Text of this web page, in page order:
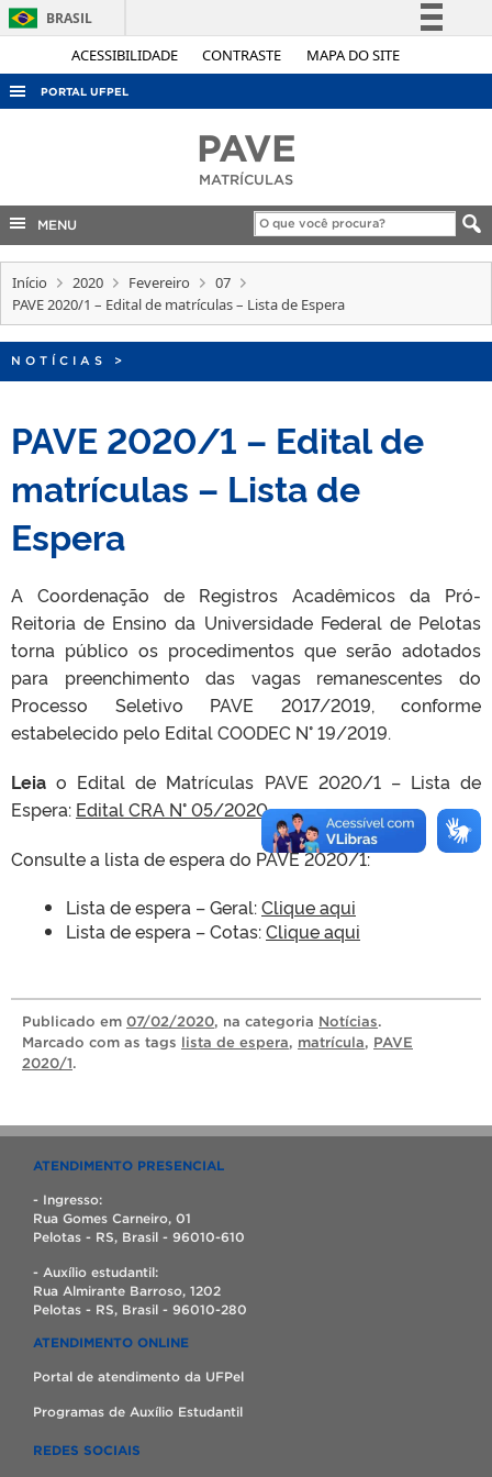
ACESSIBILIDADE CONTRASTE MAPA DO SITE
BRASIL
Simplifique!
Acesso à informação
Canais
PORTAL UFPEL
COBALTO
EDITAIS
OUVIDORIA
TELEFONES
PAVE
MATRÍCULAS
MENU
Início 2020 Fevereiro
07
PAVE 2020/1 – Edital de matrículas – Lista de Espera
NOTÍCIAS >
PAVE 2020/1 – Edital de
matrículas – Lista de
Espera
A Coordenação de Registros Acadêmicos da Pró-
Reitoria de Ensino da Universidade Federal de Pelotas
torna público os procedimentos que serão adotados
para preenchimento das vagas remanescentes do
Processo Seletivo PAVE 2017/2019, conforme
estabelecido pelo Edital COODEC N° 19/2019.
Leia o Edital de Matrículas PAVE 2020/1 – Lista de
Espera: Edital CRA N° 05/2020
Consulte a lista de espera do PAVE 2020/1:
Lista de espera – Geral:Clique aqui
Lista de espera – Cotas:Clique aqui
Publicado em 07/02/2020, na categoria Notícias.
Marcado com as tags lista de espera, matrícula, PAVE
2020/1.
ATENDIMENTO PRESENCIAL
- Ingresso:
Rua Gomes Carneiro, 01
Pelotas - RS, Brasil - 96010-610
- Auxílio estudantil:
Rua Almirante Barroso, 1202
Pelotas - RS, Brasil - 96010-280
ATENDIMENTO ONLINE
Portal de atendimento da UFPel
Programas de Auxílio Estudantil
REDES SOCIAIS